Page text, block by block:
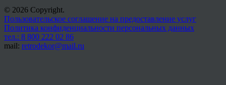
© 2026 Copyright.
Пользовательское соглашение на предоставление услуг
Политика конфиденциальности персональных данных
тел.: 8 800 222 02 86
mail: retrodekor@mail.ru